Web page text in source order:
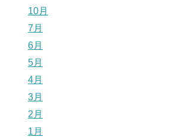
10月
7月
6月
5月
4月
3月
2月
1月